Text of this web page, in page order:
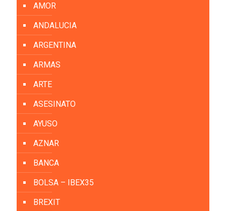
AMOR
ANDALUCIA
ARGENTINA
ARMAS
ARTE
ASESINATO
AYUSO
AZNAR
BANCA
BOLSA – IBEX35
BREXIT